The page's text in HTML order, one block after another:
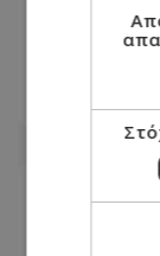
εννέα
και